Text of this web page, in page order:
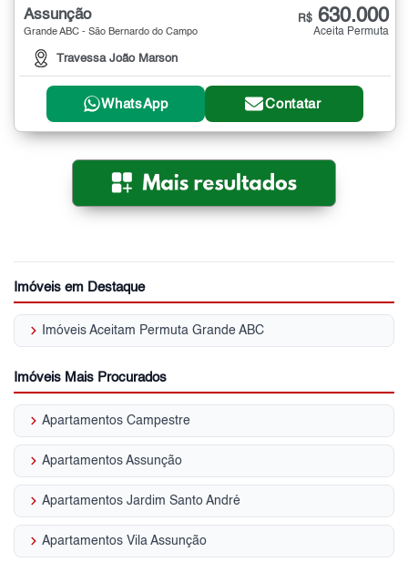
Assunção
Grande ABC - São Bernardo do Campo
Travessa João Marson
R$ 630.000
Aceita Permuta
WhatsApp Contatar
Imóveis em Destaque
keyboard_arrow_right Imóveis Aceitam Permuta Grande ABC
Imóveis Mais Procurados
keyboard_arrow_right Apartamentos Campestre
keyboard_arrow_right Apartamentos Assunção
keyboard_arrow_right Apartamentos Jardim Santo André
keyboard_arrow_right Apartamentos Vila Assunção